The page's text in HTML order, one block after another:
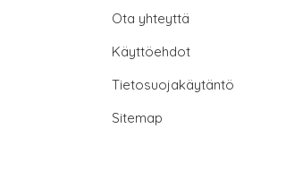
Ota yhteyttä
Käyttöehdot
Tietosuojakäytäntö
Sitemap